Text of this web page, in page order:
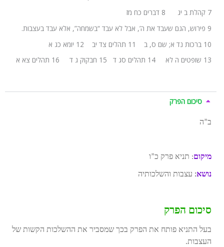
7 קהלת ב יג 8 דברים כח מז
9 פירוש, הגם שעבד את ה’, אבל לא עבד “בשמחה”, אלא עבד בעצבות.
10 ברכות נד א; שם ס, ב 11 תהלים צד יב 12 יומא כג א
13 שופטים ה לא 14 תהלים סג ד 15 חבקוק ג ד 16 תהלים צא א
סיכום הפרק
ב”ה
מיקום: תניא פרק כ”ו
נושא: עצבות והשלכותיה
סיכום הפרק
בעל התניא פותח את הפרק בכך שמסביר את ההשלכות הקשות של
העצבות.